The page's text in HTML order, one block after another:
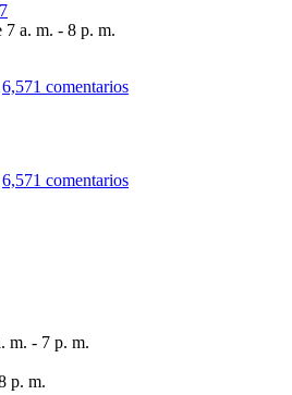
7 a. m. - 8 p. m.
6,571 comentarios
6,571 comentarios
m. - 7 p. m.
p. m.